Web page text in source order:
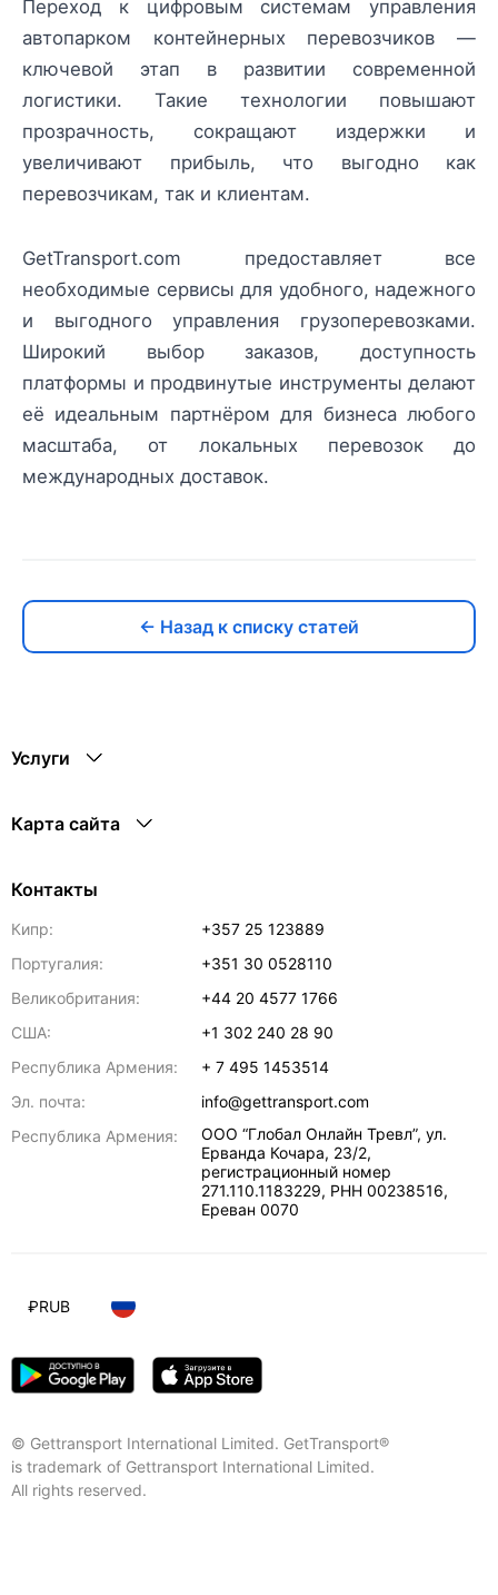
Переход к цифровым системам управления
автопарком контейнерных перевозчиков —
ключевой этап в развитии современной
логистики. Такие технологии повышают
прозрачность, сокращают издержки и
увеличивают прибыль, что выгодно как
перевозчикам, так и клиентам.
GetTransport.com предоставляет все
необходимые сервисы для удобного, надежного
и выгодного управления грузоперевозками.
Широкий выбор заказов, доступность
платформы и продвинутые инструменты делают
её идеальным партнёром для бизнеса любого
масштаба, от локальных перевозок до
международных доставок.
← Назад к списку статей
Услуги
Карта сайта
Контакты
Кипр:
+357 25 123889
Португалия:
+351 30 0528110
Великобритания:
+44 20 4577 1766
США:
+1 302 240 28 90
Республика Армения:
+ 7 495 1453514
Эл. почта:
info@gettransport.com
Республика Армения:
ООО “Глобал Онлайн Тревл”, ул.
Ерванда Кочара, 23/2,
регистрационный номер
271.110.1183229, РНН 00238516,
Ереван 0070
© Gettransport International Limited. GetTransport®
is trademark of Gettransport International Limited.
All rights reserved.
₽RUB